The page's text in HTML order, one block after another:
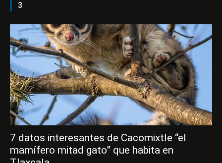
3
7 datos interesantes de Cacomixtle “el
mamífero mitad gato” que habita en